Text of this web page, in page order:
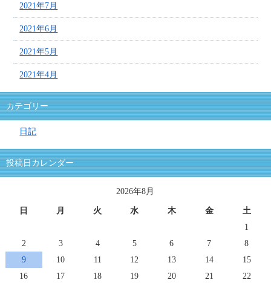
2021年7月
2021年6月
2021年5月
2021年4月
カテゴリー
日記
投稿日カレンダー
2026年8月
日 月 火 水 木 金
土
1
2
3 4 5 6 7
8
9
10 11 12 13 14
15
16
17 18 19 20 21 22